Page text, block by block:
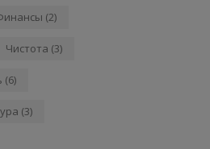
(2)
Чистота (3)
(6)
(3)